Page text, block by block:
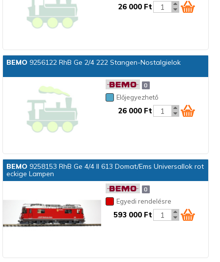
26 000 Ft
BEMO 9256122 RhB Ge 2/4 222 Stangen-Nostalgielok
Előjegyezhető
26 000 Ft
BEMO 9258153 RhB Ge 4/4 II 613 Domat/Ems Universallok rot
eckige Lampen
Egyedi rendelésre
593 000 Ft